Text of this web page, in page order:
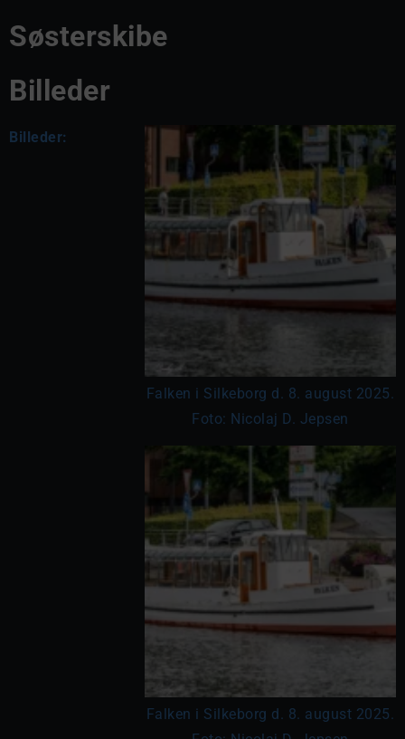
Søsterskibe
Billeder
Billeder:
Falken i Silkeborg d. 8. august 2025.
Foto: Nicolaj D. Jepsen
Falken i Silkeborg d. 8. august 2025.